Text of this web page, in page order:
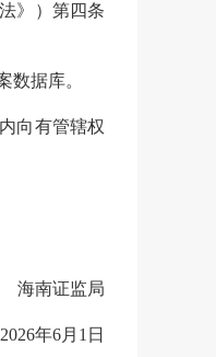
》）第四条
据库。
向有管辖权
局
2026年6月 1 日